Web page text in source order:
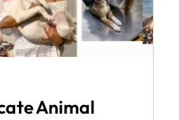
Animal